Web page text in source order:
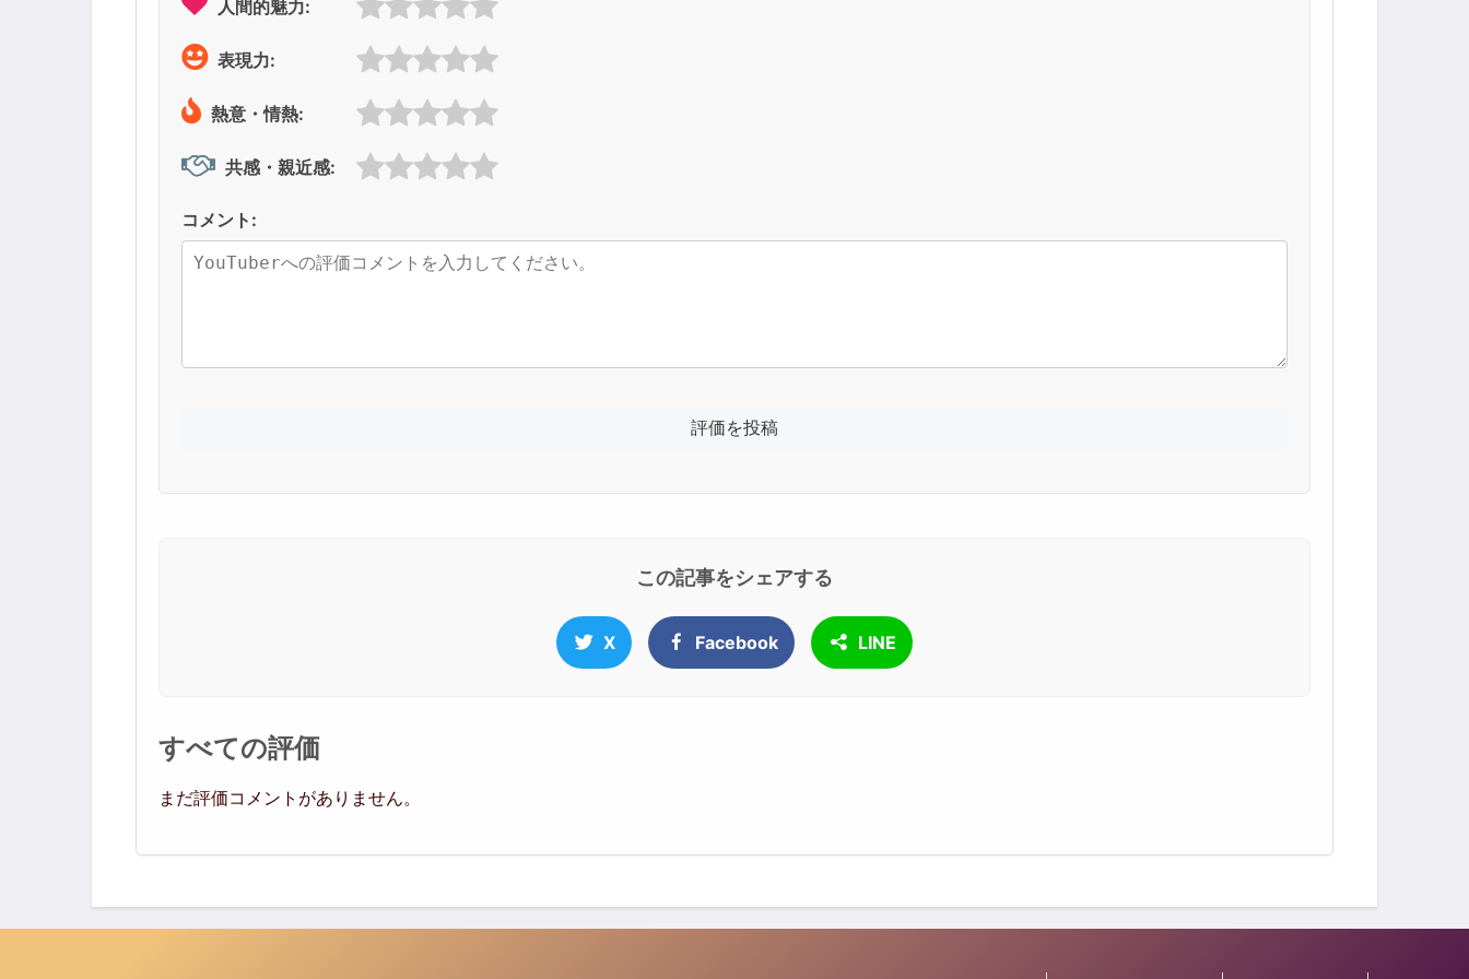
人間的魅力:
表現力:
熱意・情熱:
共感・親近感:
コメント:
この記事をシェアする
X Facebook LINE
すべての評価
まだ評価コメントがありません。